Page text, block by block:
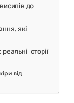
до
які
історії
від